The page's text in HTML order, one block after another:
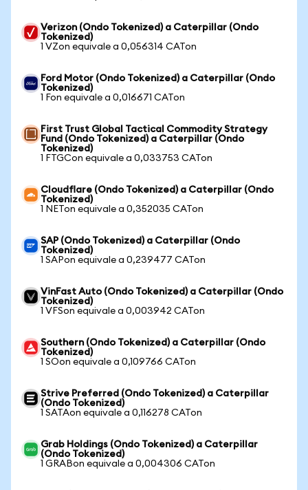
Verizon (Ondo Tokenized) a Caterpillar (Ondo
Tokenized)
1 VZon equivale a 0,056314 CATon
Ford Motor (Ondo Tokenized) a Caterpillar (Ondo
Tokenized)
1 Fon equivale a 0,016671 CATon
First Trust Global Tactical Commodity Strategy
Fund (Ondo Tokenized) a Caterpillar (Ondo
Tokenized)
1 FTGCon equivale a 0,033753 CATon
Cloudflare (Ondo Tokenized) a Caterpillar (Ondo
Tokenized)
1 NETon equivale a 0,352035 CATon
SAP (Ondo Tokenized) a Caterpillar (Ondo
Tokenized)
1 SAPon equivale a 0,239477 CATon
VinFast Auto (Ondo Tokenized) a Caterpillar (Ondo
Tokenized)
1 VFSon equivale a 0,003942 CATon
Southern (Ondo Tokenized) a Caterpillar (Ondo
Tokenized)
1 SOon equivale a 0,109766 CATon
Strive Preferred (Ondo Tokenized) a Caterpillar
(Ondo Tokenized)
1 SATAon equivale a 0,116278 CATon
Grab Holdings (Ondo Tokenized) a Caterpillar
(Ondo Tokenized)
1 GRABon equivale a 0,004306 CATon